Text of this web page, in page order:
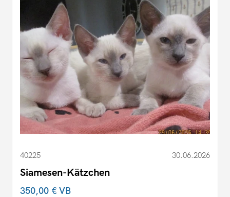
40225 30.06.2026
Siamesen-Kätzchen
350,00 €VB